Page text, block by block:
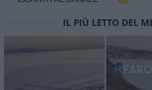
IL PIÙ LETTO DEL